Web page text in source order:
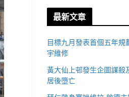
最新文章
目標九月發表首個五年
宇維修
黃大仙上邨發生企圖謀殺
居後墮亡